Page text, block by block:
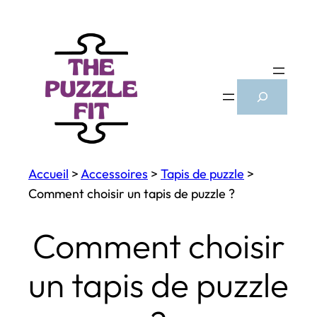
Search
Accueil >Accessoires > Tapis de puzzle >
Comment choisir un tapis de puzzle ?
Comment choisir
un tapis de puzzle